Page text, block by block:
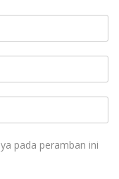
pada peramban ini